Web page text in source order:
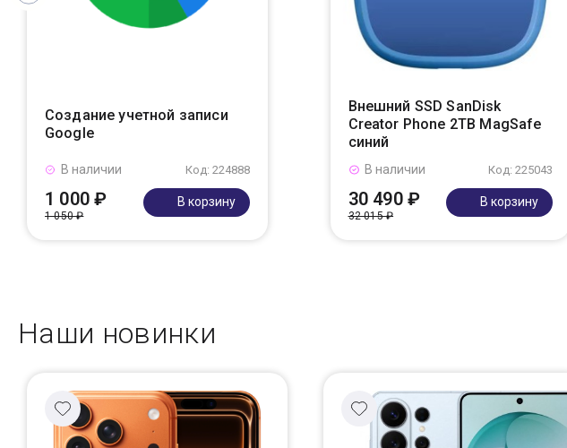
Создание учетной записи
Google
Код: 224888
В наличии
1 000 ₽
1 050 ₽
В корзину
Внешний SSD SanDisk
Creator Phone 2TB MagSafe
синий
Код: 225043
В наличии
30 490 ₽
32 015 ₽
В корзину
Наши новинки